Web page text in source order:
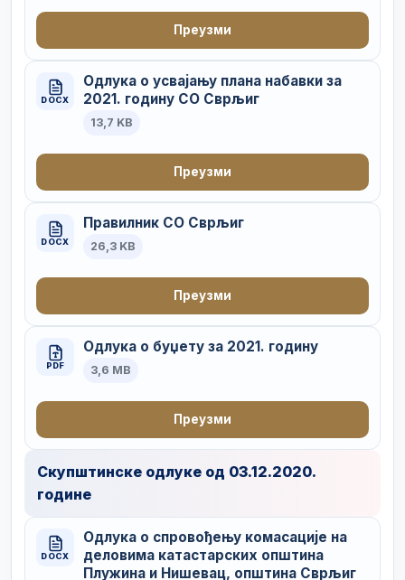
Преузми
DOCX
Одлука о усвајању плана набавки за
2021. годину СО Сврљиг
13,7 KB
Преузми
DOCX
Правилник СО Сврљиг
26,3 KB
Преузми
PDF
Одлука о буџету за 2021. годину
3,6 MB
Преузми
Скупштинске одлуке од 03.12.2020.
године
DOCX
Одлука о спровођењу комасације на
деловима катастарских општина
Плужина и Нишевац, општина Сврљиг